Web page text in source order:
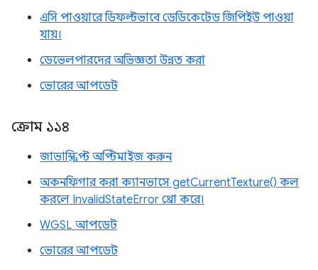
এসি পাওয়ারে ডিফল্টভাবে ডেডিকেটেড জিপিইউ পাওয়া
যায়।
ডেভেলপারদের অভিজ্ঞতা উন্নত করা
ভোরের আপডেট
ক্রোম ১১৪
জাভাস্ক্রিপ্ট অপ্টিমাইজ করুন
অকনফিগার করা ক্যানভাসে getCurrentTexture() কল
করলে InvalidStateError থ্রো করে।
WGSL আপডেট
ভোরের আপডেট